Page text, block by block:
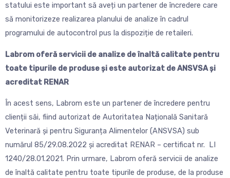
statului este important să aveți un partener de încredere care
să monitorizeze realizarea planului de analize în cadrul
programului de autocontrol pus la dispoziție de retaileri.
Labrom oferă servicii de analize de înaltă calitate pentru
toate tipurile de produse și este autorizat de ANSVSA și
acreditat RENAR
În acest sens, Labrom este un partener de încredere pentru
clienții săi, fiind autorizat de Autoritatea Națională Sanitară
Veterinară și pentru Siguranța Alimentelor (ANSVSA) sub
numărul 85/29.08.2022 și acreditat RENAR – certificat nr. LI
1240/28.01.2021. Prin urmare, Labrom oferă servicii de analize
de înaltă calitate pentru toate tipurile de produse, de la produse